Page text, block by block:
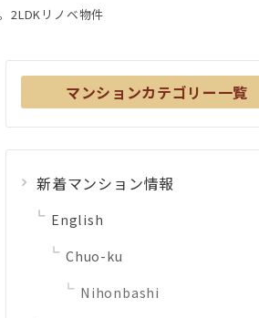
2LDKリノベ物件
マンションカテゴリー一覧
新着マンション情報
English
Chuo-ku
Nihonbashi